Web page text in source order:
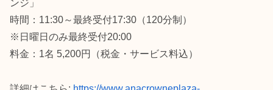
ンジ」
時間：11:30～最終受付17:30（120分制）
※日曜日のみ最終受付20:00
料金：1名 5,200円（税金・サービス料込）